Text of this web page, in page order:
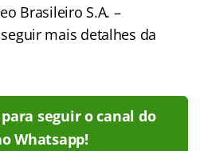
Brasileiro S.A. –
seguir mais detalhes da
seguir o canal do
Whatsapp!